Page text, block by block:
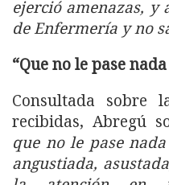
ejerció amenazas, y
de Enfermería y no
“Que no le pase
Consultada sobre
recibidas, Abregú
que no le pase
angustiada,